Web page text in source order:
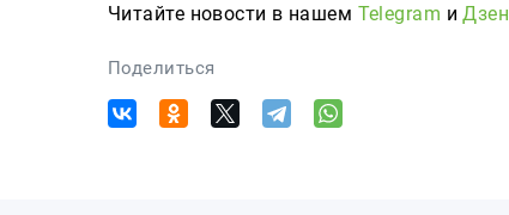
Читайте новости в нашем Telegram иДзен
Поделиться